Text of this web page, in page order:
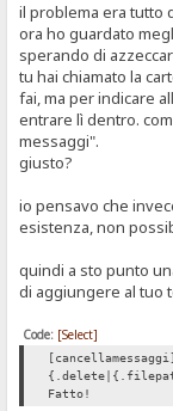
il problema era tutto
ora ho guardato
sperando di
tu hai chiamato la
fai, ma per indicare
entrare lì dentro.
messaggi".
giusto?
io pensavo che
esistenza, non
quindi a sto punto
di aggiungere al tuo
Code: [Select]
[cancellamessaggi]
Fatto!